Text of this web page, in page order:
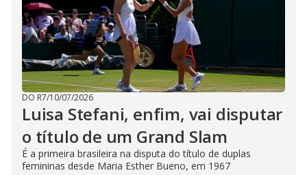
DO R7/10/07/2026
Luisa Stefani, enfim, vai disputar
o título de um Grand Slam
É a primeira brasileira na disputa do título de duplas
femininas desde Maria Esther Bueno, em 1967